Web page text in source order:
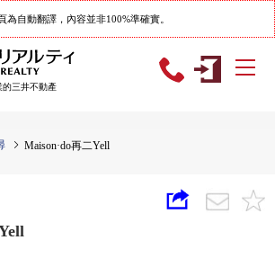
為自動翻譯，內容並非100%準確實。
的三井不動產
Maison·do再二Yell